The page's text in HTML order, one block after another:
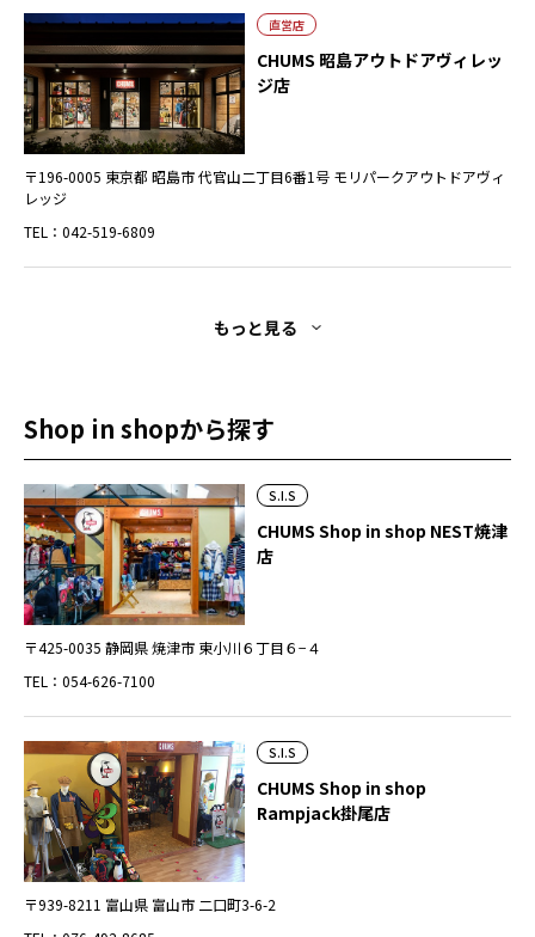
直営店
CHUMS 昭島アウトドアヴィレッ
ジ店
〒196-0005 東京都 昭島市 代官山二丁目6番1号 モリパークアウトドアヴィ
レッジ
TEL：042-519-6809
もっと見る
Shop in shopから探す
S.I.S
CHUMS Shop in shop NEST焼津
店
〒425-0035 静岡県 焼津市 東小川６丁目６−４
TEL：054-626-7100
S.I.S
CHUMS Shop in shop
Rampjack掛尾店
〒939-8211 富山県 富山市 二口町3-6-2